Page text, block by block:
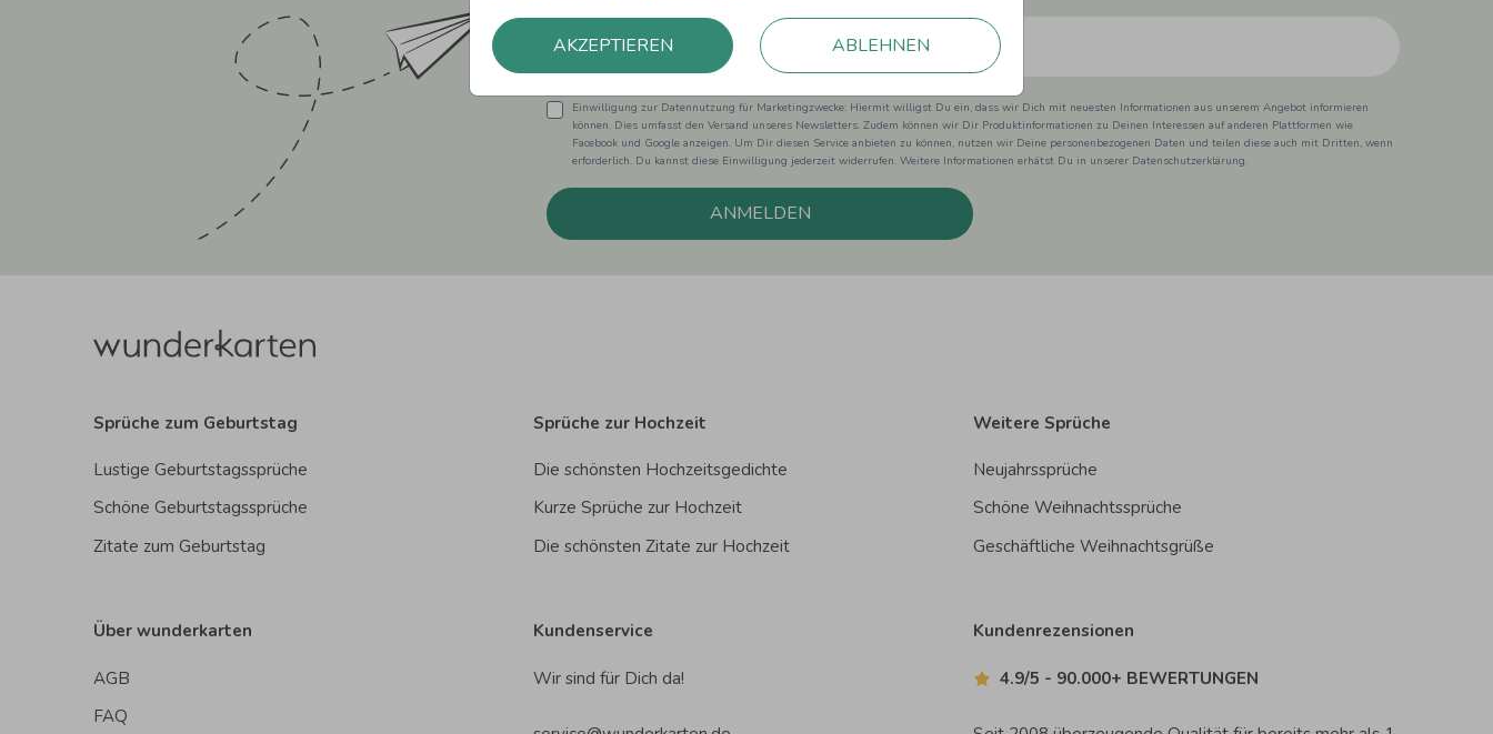
AKZEPTIEREN ABLEHNEN
Einwilligung zur Datennutzung für Marketingzwecke: Hiermit willigst Du ein, dass wir Dich mit neuesten Informationen aus unserem Angebot informieren
können. Dies umfasst den Versand unseres Newsletters. Zudem können wir Dir Produktinformationen zu Deinen Interessen auf anderen Plattformen wie
Facebook und Google anzeigen. Um Dir diesen Service anbieten zu können, nutzen wir Deine personenbezogenen Daten und teilen diese auch mit Dritten, wenn
erforderlich. Du kannst diese Einwilligung jederzeit widerrufen. Weitere Informationen erhätst Du in unserer Datenschutzerklärung.
ANMELDEN
Sprüche zum Geburtstag
Lustige Geburtstagssprüche
Schöne Geburtstagssprüche
Zitate zum Geburtstag
Sprüche zur Hochzeit
Die schönsten Hochzeitsgedichte
Kurze Sprüche zur Hochzeit
Die schönsten Zitate zur Hochzeit
Weitere Sprüche
Neujahrssprüche
Schöne Weihnachtssprüche
Geschäftliche Weihnachtsgrüße
Über wunderkarten
AGB
FAQ
Kundenservice
Wir sind für Dich da!
Kundenrezensionen
4.9/5 - 90.000+ BEWERTUNGEN